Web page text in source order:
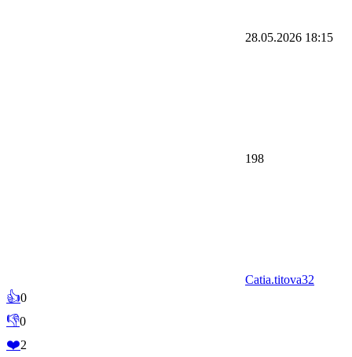
28.05.2026 18:15
198
Catia.titova32
👍0
👎0
❤️2